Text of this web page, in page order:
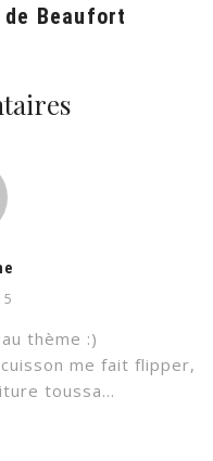
Beaufort
thème :)
me fait flipper,
toussa…